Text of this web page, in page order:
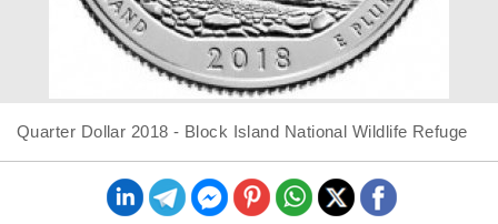
Quarter Dollar 2018 - Block Island National Wildlife Refuge